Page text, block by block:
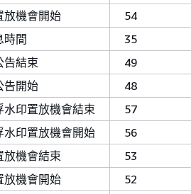
放機會開始
54
時間
35
告結束
49
告開始
48
水印置放機會結束
57
水印置放機會開始
56
放機會結束
53
放機會開始
52